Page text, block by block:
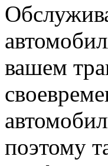
вашем
поэтому